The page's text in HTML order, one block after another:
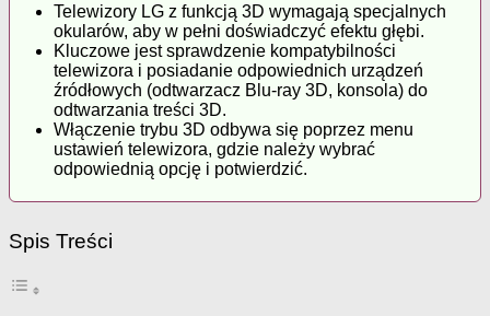
Telewizory LG z funkcją 3D wymagają specjalnych
okularów, aby w pełni doświadczyć efektu głębi.
Kluczowe jest sprawdzenie kompatybilności
telewizora i posiadanie odpowiednich urządzeń
źródłowych (odtwarzacz Blu-ray 3D, konsola) do
odtwarzania treści 3D.
Włączenie trybu 3D odbywa się poprzez menu
ustawień telewizora, gdzie należy wybrać
odpowiednią opcję i potwierdzić.
Spis Treści